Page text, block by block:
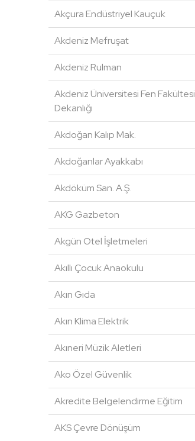
Akçura Endüstriyel Kauçuk
Akdeniz Mefruşat
Akdeniz Rulman
Akdeniz Üniversitesi Fen Fakültesi
Dekanlığı
Akdoğan Kalıp Mak.
Akdoğanlar Ayakkabı
Akdöküm San. A.Ş.
AKG Gazbeton
Akgün Otel İşletmeleri
Akıllı Çocuk Anaokulu
Akın Gıda
Akın Klima Elektrik
Akıneri Müzik Aletleri
Ako Özel Güvenlik
Akredite Belgelendirme Eğitim
AKS Çevre Dönüşüm